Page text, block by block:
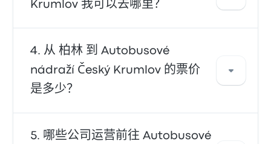
捷交通。巴士 的价格实惠、可靠且座椅舒适，因
此成为许多旅客的首选。
Krumlov 我可以去哪里？
从 Autobusové nádraží Český Krumlov，您可
以前往各种目的地。一些热门选项包括
Industriezeile 或 Linz Central Station。使用我
们的搜索工具，为您的旅行寻找最佳车票价格和
从 柏林 到 Autobusové
nádraží Český Krumlov 的票价
是多少？
一般来说，从 Autobusové nádraží Český
哪些公司运营前往 Autobusové